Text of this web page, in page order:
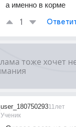
а именно в корме
1
user_180750293
Ученик
11лет